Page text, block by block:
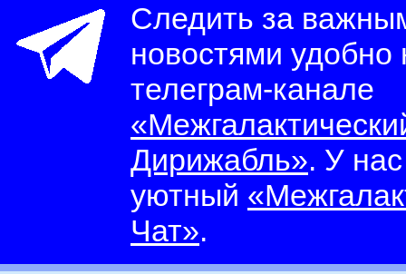
Следить за
новостями
телеграм-канале
Дирижабль». У
уютный
Чат».